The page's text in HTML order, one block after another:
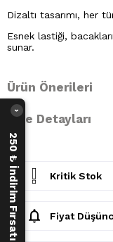
Dizaltı tasarımı, her
Esnek lastiği,
sunar.
Ürün Önerileri
İade Detayları
Kritik Stok
Fiyat
250 ₺ İndirim Fırsatı
›